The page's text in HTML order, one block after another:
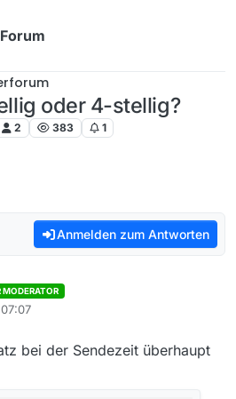
oder 4-stellig?
2 383 1
Anmelden zum Antworten
MODERATOR
bei der Sendezeit überhaupt